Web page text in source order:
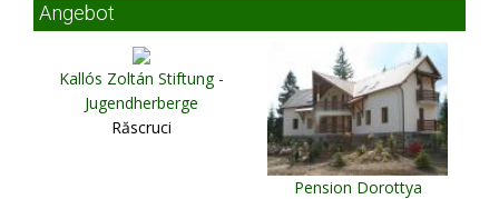
Angebot
Kallós Zoltán Stiftung -
Jugendherberge
Răscruci
Pension Dorottya